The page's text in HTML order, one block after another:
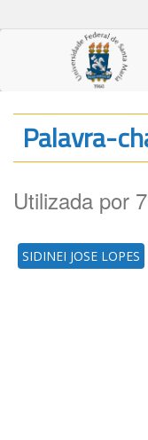
Palavra-
Utilizada por
SIDINEI JOSE LOPES